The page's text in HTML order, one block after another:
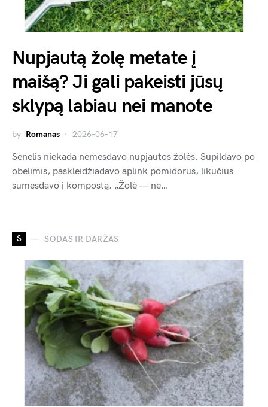
Nupjautą žolę metate į
maišą? Ji gali pakeisti jūsų
sklypą labiau nei manote
by Romanas 2026-06-17
Senelis niekada nemesdavo nupjautos žolės. Supildavo po
obelimis, paskleidžiadavo aplink pomidorus, likučius
sumesdavo į kompostą. „Žolė — ne…
S SODAS IR DARŽAS